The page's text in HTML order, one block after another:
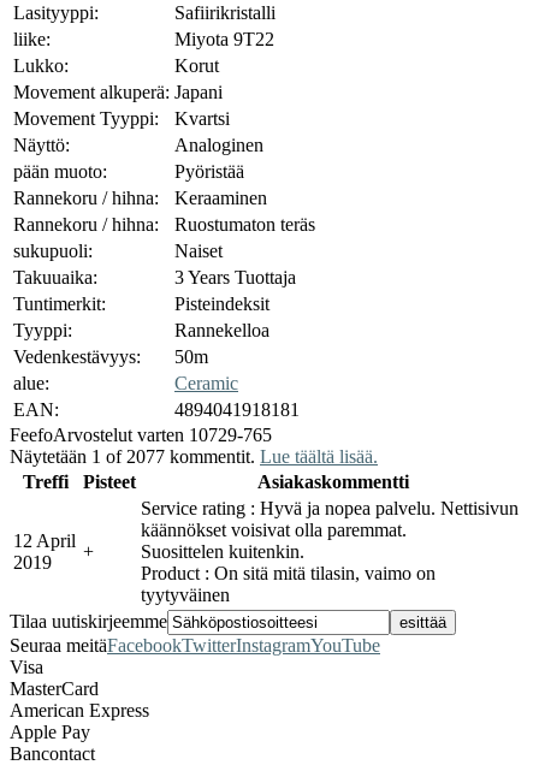
Lasityyppi:
Safiirikristalli
liike:
Miyota 9T22
Lukko:
Korut
Movement alkuperä: Japani
Movement Tyyppi:
Kvartsi
Näyttö:
Analoginen
pään muoto:
Pyöristää
Rannekoru / hihna:
Keraaminen
Rannekoru / hihna:
Ruostumaton teräs
sukupuoli:
Naiset
Takuuaika:
3 Years Tuottaja
Tuntimerkit:
Pisteindeksit
Tyyppi:
Rannekelloa
Vedenkestävyys:
50m
alue:
Ceramic
EAN:
4894041918181
FeefoArvostelut varten 10729-765
Näytetään 1 of 2077 kommentit. Lue täältä lisää.
Treffi
Pisteet Asiakaskommentti
12 April
2019
+
Service rating : Hyvä ja nopea palvelu. Nettisivun
käännökset voisivat olla paremmat.
Suosittelen kuitenkin.
Product : On sitä mitä tilasin, vaimo on
tyytyväinen
Tilaa uutiskirjeemme
Seuraa meitäFacebookTwitterInstagramYouTube
Visa
MasterCard
American Express
Apple Pay
Bancontact